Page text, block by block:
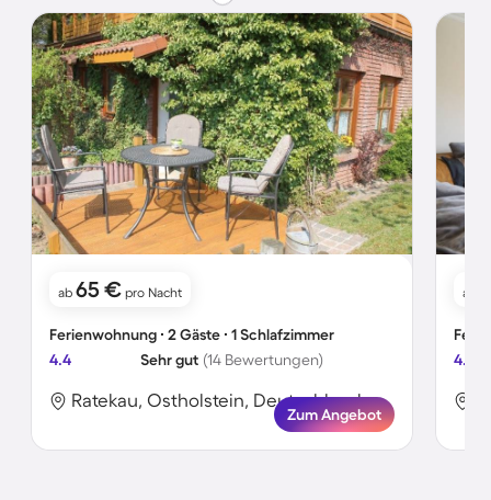
ab 65 € pro Nacht
Ferienwohnung ∙ 2 Gäste ∙ 1 Schlafzimmer
4.4
Sehr gut (14 Bewertungen)
Ratekau, Ostholstein, Deutschland
Zum Angebot
ab
4.5